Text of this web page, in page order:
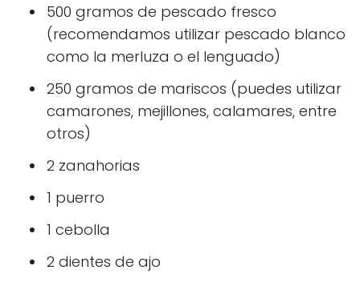
500 gramos de pescado fresco
(recomendamos utilizar pescado blanco
como la merluza o el lenguado)
250 gramos de mariscos (puedes utilizar
camarones, mejillones, calamares, entre
otros)
2 zanahorias
1 puerro
1 cebolla
2 dientes de ajo